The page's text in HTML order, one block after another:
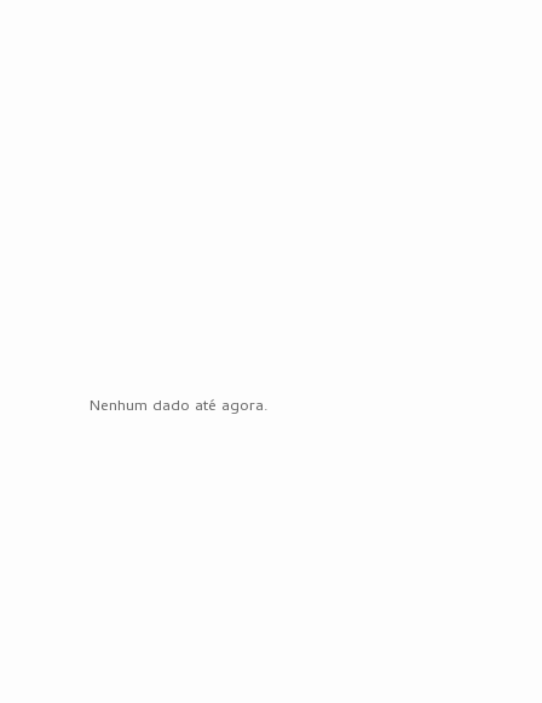
Nenhum dado até agora.